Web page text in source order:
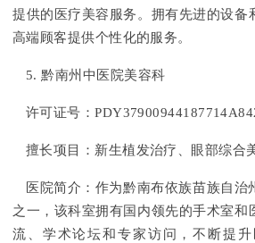
提供的医疗美容服务。拥有先进的设备
高端顾客提供个性化的服务。
5. 黔南州中医院美容科
许可证号：
擅长项目：新生植发治疗、眼部综合
医院简介：作为黔南布依族苗族自治
之一，该科室拥有国内领先的手术室和
流、学术论坛和专家访问，不断提